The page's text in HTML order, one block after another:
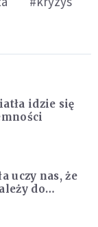
idzie się
uczy nas, że
do